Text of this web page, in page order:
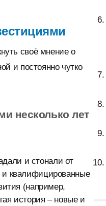
своё мнение о
и постоянно чутко
несколько лет
и стонали от
квалифицированные
(например,
история – новые и